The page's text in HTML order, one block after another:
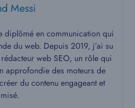
Messi
diplômé en communication qui
du web. Depuis 2019, j’ai su
web SEO, un rôle qui
approfondie des moteurs de
du contenu engageant et